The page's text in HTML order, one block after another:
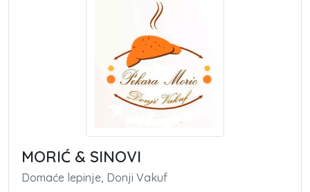
MORIĆ & SINOVI
Domaće lepinje, Donji Vakuf